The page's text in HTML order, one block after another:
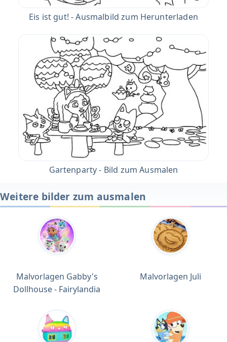
Eis ist gut! - Ausmalbild zum Herunterladen
Gartenparty - Bild zum Ausmalen
Weitere bilder zum ausmalen
Malvorlagen Gabby's
Dollhouse - Fairylandia
Malvorlagen Juli